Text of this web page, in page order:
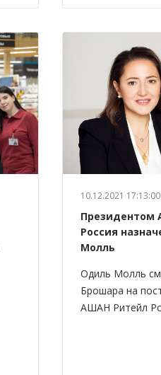
10.12.2021 17:13:00
Президентом
Россия
Молль
Одиль Молль
Брошара на
АШАН Ритейл